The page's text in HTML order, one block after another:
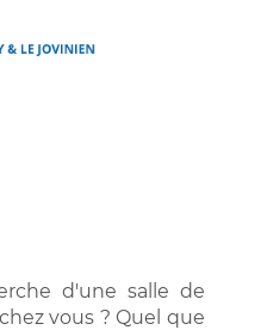
d'une salle de
vous ? Quel que